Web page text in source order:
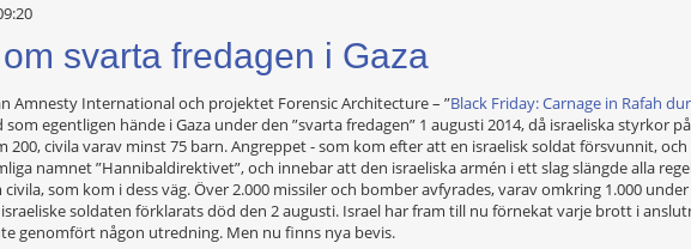
svarta fredagen i Gaza
Amnesty International och projektet Forensic Architecture – ”Black Friday: Carnage in Rafah
egentligen hände i Gaza under den ”svarta fredagen” 1 augusti 2014, då israeliska styrkor
200, civila varav minst 75 barn. Angreppet - som kom efter att en israelisk soldat försvunnit,
namnet ”Hannibaldirektivet”, och innebar att den israeliska armén i ett slag slängde alla
som kom i dess väg. Över 2.000 missiler och bomber avfyrades, varav omkring 1.000
soldaten förklarats död den 2 augusti. Israel har fram till nu förnekat varje brott i
genomfört någon utredning. Men nu finns nya bevis.